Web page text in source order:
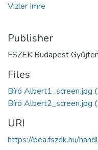
Vizler Imre
Publisher
FSZEK Budapest
Files
Bíró Albert1_screen.jpg
Bíró Albert2_screen.jpg
URI
https://bea.fszek.hu/